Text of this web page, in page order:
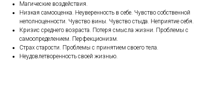
Магические воздействия.
Низкая самооценка. Неуверенность в себе. Чувство собственной
неполноценности. Чувство вины. Чувство стыда. Неприятие себя.
Кризис среднего возраста. Потеря смысла жизни. Проблемы с
самоопределением. Перфекционизм.
Страх старости. Проблемы с принятием своего тела.
Неудовлетворенность своей жизнью.